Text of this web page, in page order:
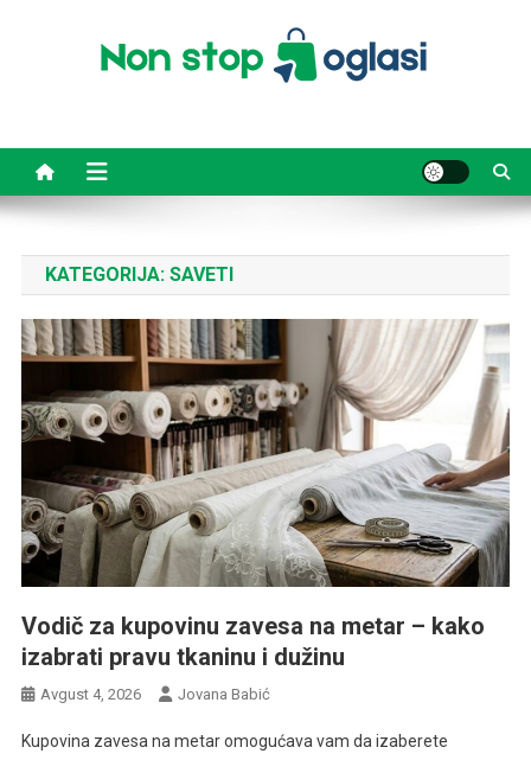
KATEGORIJA: SAVETI
Vodič za kupovinu zavesa na metar – kako
izabrati pravu tkaninu i dužinu
Avgust 4, 2026 Jovana Babić
Kupovina zavesa na metar omogućava vam da izaberete